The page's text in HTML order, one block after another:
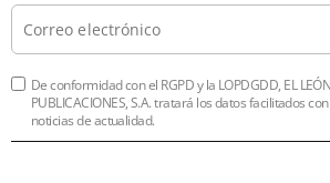
De conformidad con el RGPD y la LOPDGDD, EL
PUBLICACIONES, S.A. tratará los datos facilitados
noticias de actualidad.